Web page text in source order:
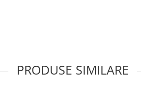
PRODUSE SIMILARE